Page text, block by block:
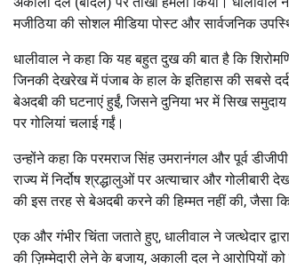
मजीठिया की सोशल मीडिया पोस्ट और सार्वजनिक
धालीवाल ने कहा कि यह बहुत दुख की बात है कि
जिनकी देखरेख में पंजाब के हाल के इतिहास की सबसे
बेअदबी की घटनाएं हुईं, जिसने दुनिया भर में सिख
पर गोलियां चलाई गईं।
उन्होंने कहा कि परमराज सिंह उमरानंगल और पूर्व
राज्य में निर्दोष श्रद्धालुओं पर अत्याचार और
की इस तरह से बेअदबी करने की हिम्मत नहीं की, जैसा
एक और गंभीर चिंता जताते हुए, धालीवाल ने जत्थेदार
की ज़िम्मेदारी लेने के बजाय, अकाली दल ने आरोपियों को